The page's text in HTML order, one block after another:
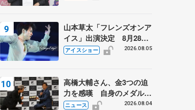
山本草太「フレンズオンア
イス」出演決定 8月28日
（金）2公演のみ 荒川静
アイスショー 2026.08.05
高橋大輔さん、金3つの迫
力を感嘆 自身のメダルは
「どちらに？」 〝リス兄
ニュース 2026.08.04